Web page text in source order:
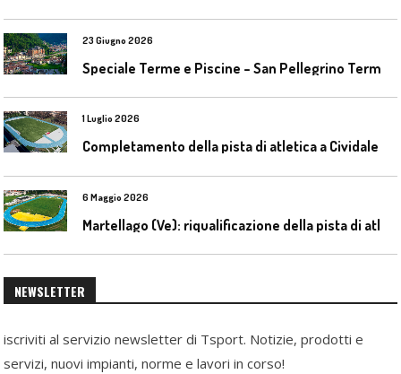
23 Giugno 2026
1 Luglio 2026
6 Maggio 2026
NEWSLETTER
iscriviti al servizio newsletter di Tsport. Notizie, prodotti e
servizi, nuovi impianti, norme e lavori in corso!